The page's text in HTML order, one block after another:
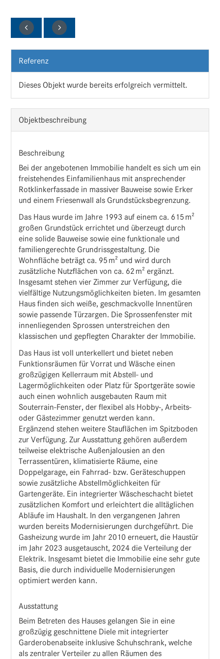
/ 20
Referenz
Dieses Objekt wurde bereits erfolgreich vermittelt.
Objekt­beschreibung
Beschreibung
Bei der angebotenen Immobilie handelt es sich um ein
freistehendes Einfamilienhaus mit ansprechender
Rotklinkerfassade in massiver Bauweise sowie Erker
und einem Friesenwall als Grundstücksbegrenzung.
Das Haus wurde im Jahre 1993 auf einem ca. 615 m²
großen Grundstück errichtet und überzeugt durch
eine solide Bauweise sowie eine funktionale und
familiengerechte Grundrissgestaltung. Die
Wohnfläche beträgt ca. 95 m² und wird durch
zusätzliche Nutzflächen von ca. 62 m² ergänzt.
Insgesamt stehen vier Zimmer zur Verfügung, die
vielfältige Nutzungsmöglichkeiten bieten. Im gesamten
Haus finden sich weiße, geschmackvolle Innentüren
sowie passende Türzargen. Die Sprossenfenster mit
innenliegenden Sprossen unterstreichen den
klassischen und gepflegten Charakter der Immobilie.
Das Haus ist voll unterkellert und bietet neben
Funktionsräumen für Vorrat und Wäsche einen
großzügigen Kellerraum mit Abstell- und
Lagermöglichkeiten oder Platz für Sportgeräte sowie
auch einen wohnlich ausgebauten Raum mit
Souterrain-Fenster, der flexibel als Hobby-, Arbeits-
oder Gästezimmer genutzt werden kann.
Ergänzend stehen weitere Stauflächen im Spitzboden
zur Verfügung. Zur Ausstattung gehören außerdem
teilweise elektrische Außenjalousien an den
Terrassentüren, klimatisierte Räume, eine
Doppelgarage, ein Fahrrad- bzw. Geräteschuppen
sowie zusätzliche Abstellmöglichkeiten für
Gartengeräte. Ein integrierter Wäscheschacht bietet
zusätzlichen Komfort und erleichtert die alltäglichen
Abläufe im Haushalt. In den vergangenen Jahren
wurden bereits Modernisierungen durchgeführt. Die
Gasheizung wurde im Jahr 2010 erneuert, die Haustür
im Jahr 2023 ausgetauscht, 2024 die Verteilung der
Elektrik. Insgesamt bietet die Immobilie eine sehr gute
Basis, die durch individuelle Modernisierungen
optimiert werden kann.
Ausstattung
Beim Betreten des Hauses gelangen Sie in eine
großzügig geschnittene Diele mit integrierter
Garderobenabseite inklusive Schuhschrank, welche
als zentraler Verteiler zu allen Räumen des